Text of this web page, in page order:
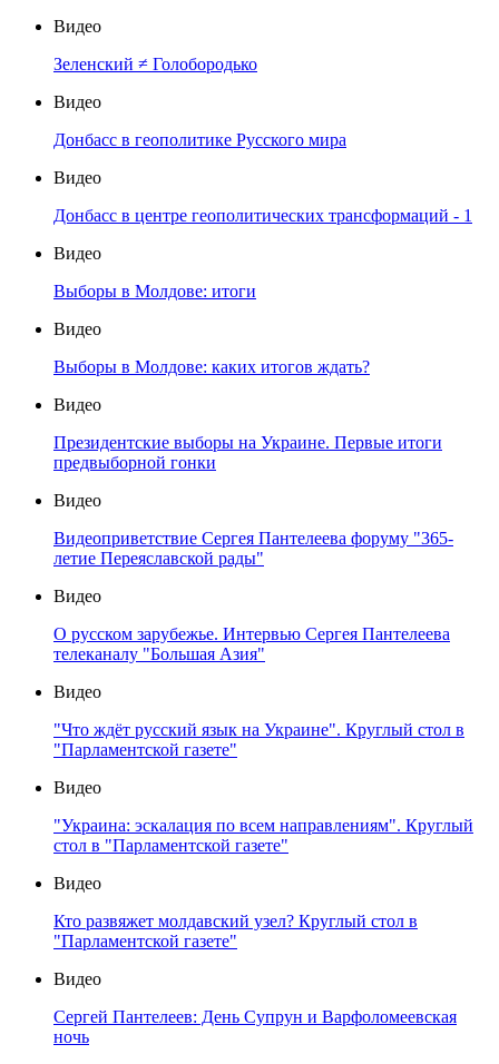
Видео
Зеленский ≠ Голобородько
Видео
Донбасс в геополитике Русского мира
Видео
Донбасс в центре геополитических трансформаций - 1
Видео
Выборы в Молдове: итоги
Видео
Выборы в Молдове: каких итогов ждать?
Видео
Президентские выборы на Украине. Первые итоги
предвыборной гонки
Видео
Видеоприветствие Сергея Пантелеева форуму "365-
летие Переяславской рады"
Видео
О русском зарубежье. Интервью Сергея Пантелеева
телеканалу "Большая Азия"
Видео
"Что ждёт русский язык на Украине". Круглый стол в
"Парламентской газете"
Видео
"Украина: эскалация по всем направлениям". Круглый
стол в "Парламентской газете"
Видео
Кто развяжет молдавский узел? Круглый стол в
"Парламентской газете"
Видео
Сергей Пантелеев: День Супрун и Варфоломеевская
ночь